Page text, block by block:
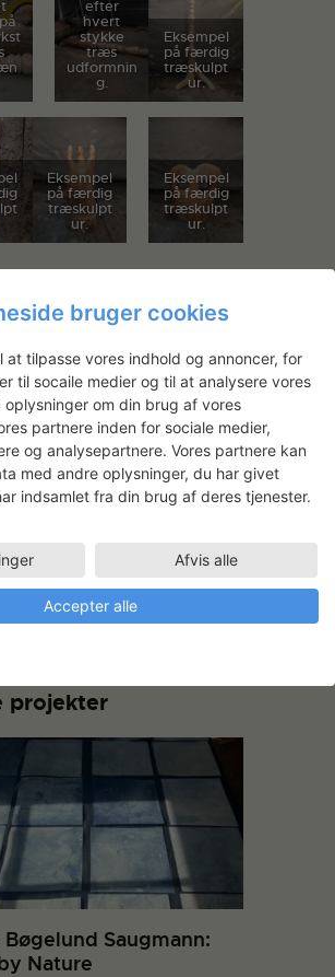
efter
hvert
stykke
træs
udformnin
g.
Eksempel
på færdig
træskulpt
ur.
Eksempel
på færdig
træskulpt
ur.
Eksempel
på færdig
træskulpt
ur.
ophold på Statens
blandt andet med tilpasning
elementer i læder og keramik.
med bl.a. læder og
projekter
Bøgelund Saugmann:
Nature
bruger cookies
at tilpasse vores indhold og annoncer, for
til socaile medier og til at analysere vores
om din brug af vores
partnere inden for sociale medier,
og analysepartnere. Vores partnere kan
med andre oplysninger, du har givet
indsamlet fra din brug af deres tjenester.
Afvis alle
Accepter alle